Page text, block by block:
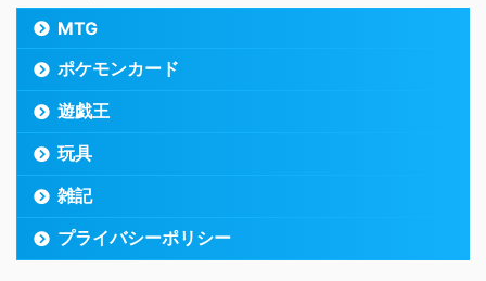
MTG
ポケモンカード
遊戯王
玩具
雑記
プライバシーポリシー